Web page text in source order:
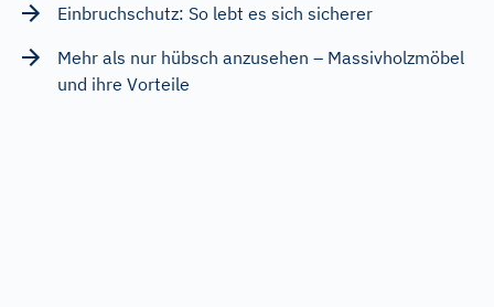
Einbruchschutz: So lebt es sich sicherer
Mehr als nur hübsch anzusehen – Massivholzmöbel
und ihre Vorteile